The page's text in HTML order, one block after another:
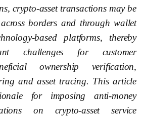
crypto-asset transactions may be
borders and through wallet
based platforms, thereby
challenges for customer
ownership verification,
and asset tracing. This article
for imposing anti-money
on crypto-asset service